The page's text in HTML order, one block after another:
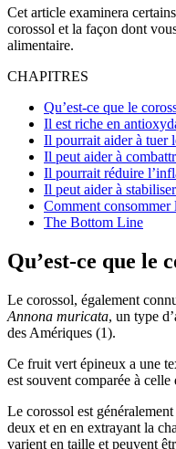
Cet article examinera
corossol et la façon dont
alimentaire.
CHAPITRES
Qu’est-ce que le
Il est riche en
Il pourrait aider à tuer
Il peut aider à
Il pourrait réduire
Il peut aider à
Comment consommer
The Bottom Line
Qu’est-ce que le
Le corossol, également
Annona muricata, un type
des Amériques (1).
Ce fruit vert épineux a une
est souvent comparée à celle
Le corossol est
deux et en en extrayant la
varient en taille et peuvent